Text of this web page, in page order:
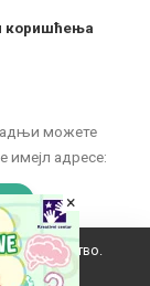
можете
имејл адресе:
коришћења
искуство.
×